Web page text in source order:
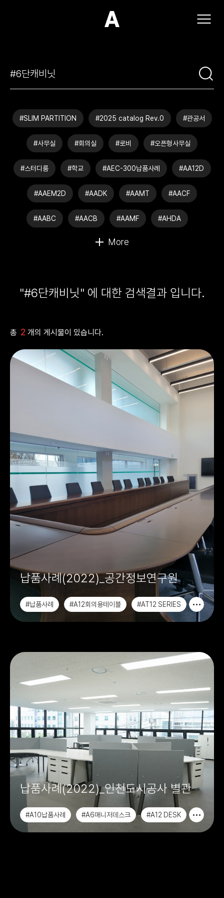
(주)아모스아인스가구
#SLIM PARTITION #2025 catalog Rev.0 #관공서
#사무실 #회의실 #로비 #오픈형사무실
#스터디룸 #학교 #AEC-300납품사례 #AA12D
#AAEM2D #AADK #AAMT #AACF
#AABC #AACB #AAMF #AHDA
"#6단캐비닛" 에 대한 검색결과 입니다.
총 2 개의 게시물이 있습니다.
납품사례(2022)_공간정보연구원
#납품사례 #A12회의용테이블
#AT12 SERIES
#수강용테이블
납품사례(2022)_인천도시공사 별관
#A10납품사례 #A6매니저데스크
#A12 DESK